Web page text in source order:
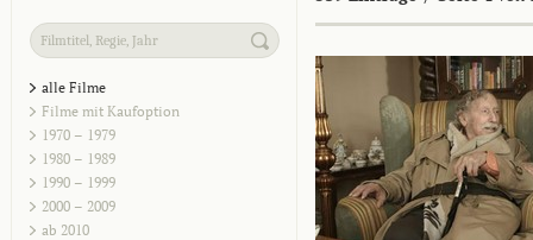
alle Filme
Filme mit Kaufoption
1970 – 1979
1980 – 1989
1990 – 1999
2000 – 2009
ab 2010